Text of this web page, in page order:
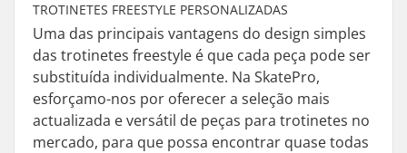
TROTINETES FREESTYLE PERSONALIZADAS
Uma das principais vantagens do design simples
das trotinetes freestyle é que cada peça pode ser
substituída individualmente. Na SkatePro,
esforçamo-nos por oferecer a seleção mais
actualizada e versátil de peças para trotinetes no
mercado, para que possa encontrar quase todas